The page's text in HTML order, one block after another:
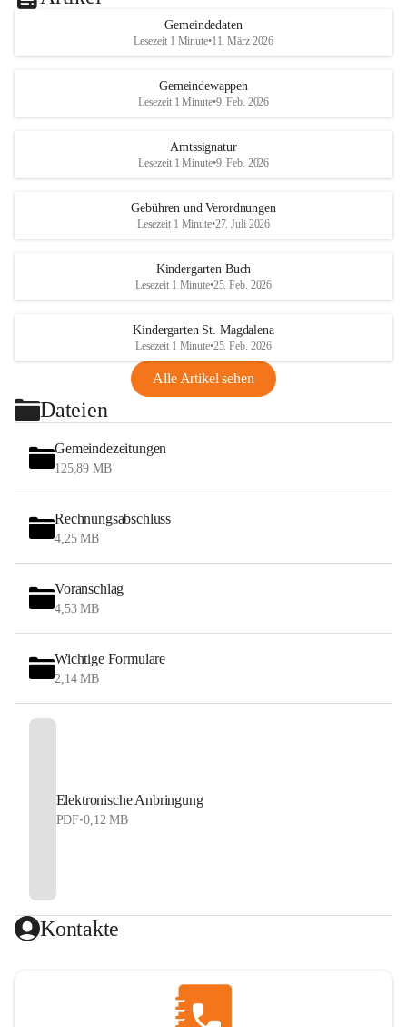
Gemeindedaten
Lesezeit 1 Minute•11. März 2026
Gemeindewappen
Lesezeit 1 Minute•9. Feb. 2026
Amtssignatur
Lesezeit 1 Minute•9. Feb. 2026
Gebühren und Verordnungen
Lesezeit 1 Minute•27. Juli 2026
Kindergarten Buch
Lesezeit 1 Minute•25. Feb. 2026
Kindergarten St. Magdalena
Lesezeit 1 Minute•25. Feb. 2026
Alle Artikel sehen
Dateien
Gemeindezeitungen
125,89 MB
Rechnungsabschluss
4,25 MB
Voranschlag
4,53 MB
Wichtige Formulare
2,14 MB
Elektronische Anbringung
PDF•0,12 MB
Kontakte